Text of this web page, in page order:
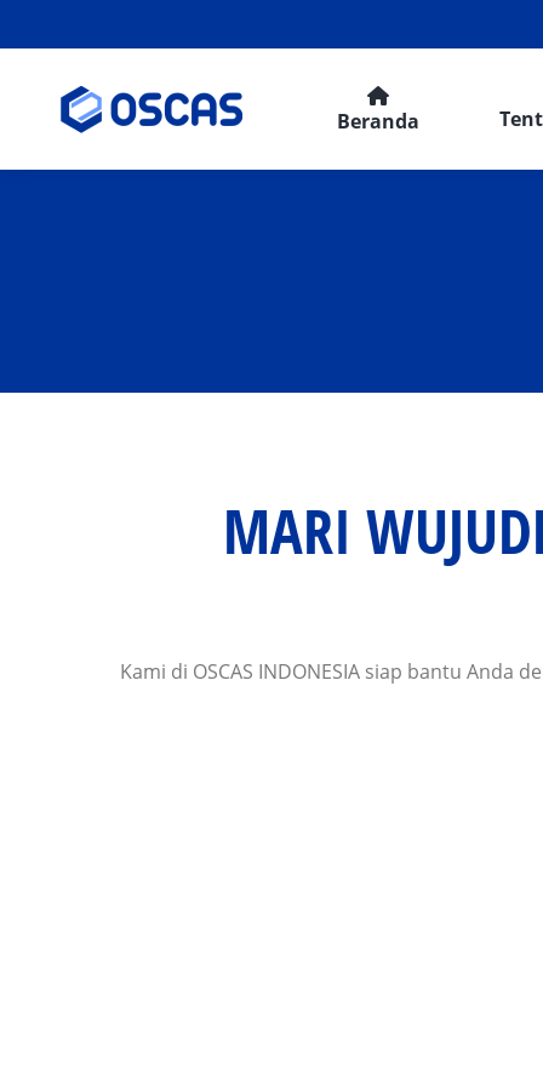
Beranda
MARI
Kami di OSCAS INDONESIA siap bantu